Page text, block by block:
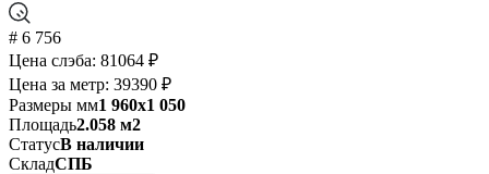
# 6 756
Цена слэба: 81064 ₽
Цена за метр: 39390 ₽
Размеры мм1 960x1 050
Площадь2.058 м2
СтатусВ наличии
СкладСПБ